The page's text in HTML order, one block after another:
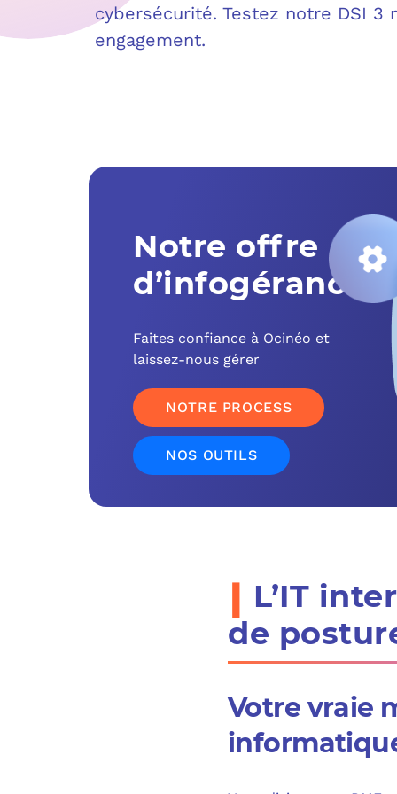
cybersécurité. Testez notre DSI 3
engagement.
Notre offre
d’infogérance
Faites confiance à Ocinéo et
laissez-nous gérer
NOTRE PROCESS
NOS OUTILS
i L’IT
de
Votre vraie